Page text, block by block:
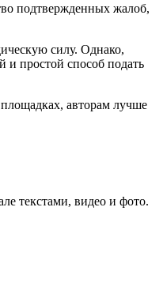
подтвержденных жалоб,
силу. Однако,
и простой способ подать
авторам лучше
текстами, видео и фото.